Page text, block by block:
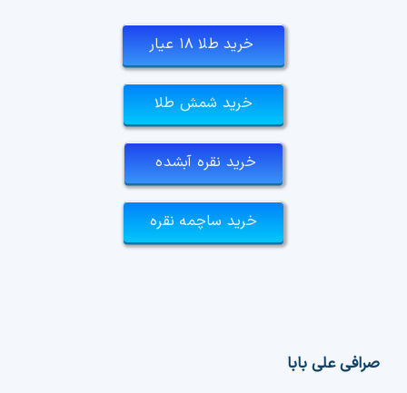
خرید طلا ۱۸ عیار
خرید شمش طلا
خرید نقره آبشده
خرید ساچمه نقره
صرافی علی بابا